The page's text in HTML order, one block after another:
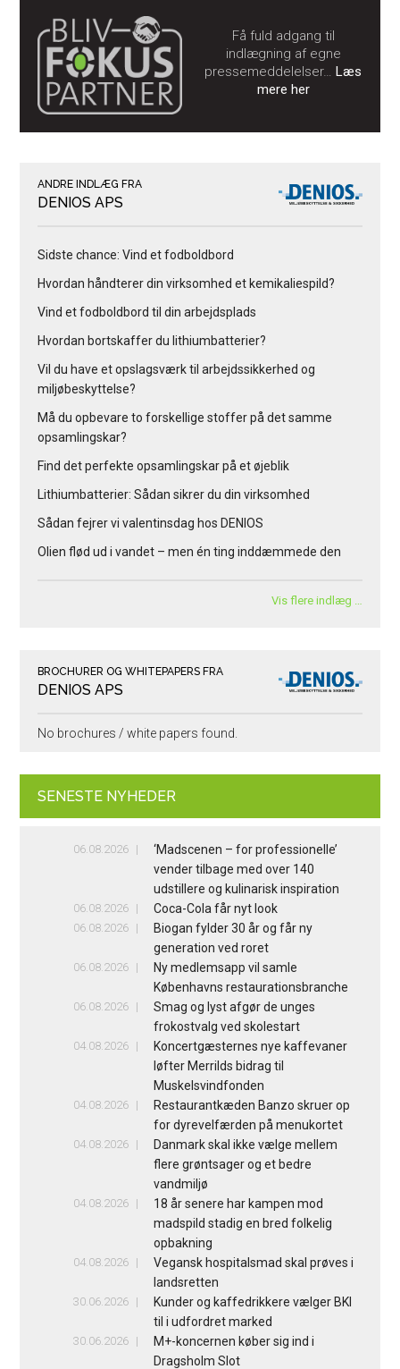
Få fuld adgang til
indlægning af egne
pressemeddelelser…Læs
mere her
ANDRE INDLÆG FRA
DENIOS APS
Sidste chance: Vind et fodboldbord
Hvordan håndterer din virksomhed et kemikaliespild?
Vind et fodboldbord til din arbejdsplads
Hvordan bortskaffer du lithiumbatterier?
Vil du have et opslagsværk til arbejdssikkerhed og
miljøbeskyttelse?
Må du opbevare to forskellige stoffer på det samme
opsamlingskar?
Find det perfekte opsamlingskar på et øjeblik
Lithiumbatterier: Sådan sikrer du din virksomhed
Sådan fejrer vi valentinsdag hos DENIOS
Olien flød ud i vandet – men én ting inddæmmede den
Vis flere indlæg …
BROCHURER OG WHITEPAPERS FRA
DENIOS APS
No brochures / white papers found.
SENESTE NYHEDER
06.08.2026
‘Madscenen – for professionelle’
vender tilbage med over 140
udstillere og kulinarisk inspiration
06.08.2026 Coca-Cola får nyt look
06.08.2026
Biogan fylder 30 år og får ny
generation ved roret
06.08.2026
Ny medlemsapp vil samle
Københavns restaurationsbranche
06.08.2026
Smag og lyst afgør de unges
frokostvalg ved skolestart
04.08.2026
Koncertgæsternes nye kaffevaner
løfter Merrilds bidrag til
Muskelsvindfonden
04.08.2026
Restaurantkæden Banzo skruer op
for dyrevelfærden på menukortet
04.08.2026
Danmark skal ikke vælge mellem
flere grøntsager og et bedre
vandmiljø
04.08.2026
18 år senere har kampen mod
madspild stadig en bred folkelig
opbakning
04.08.2026
Vegansk hospitalsmad skal prøves i
landsretten
30.06.2026
Kunder og kaffedrikkere vælger BKI
til i udfordret marked
30.06.2026
M+-koncernen køber sig ind i
Dragsholm Slot